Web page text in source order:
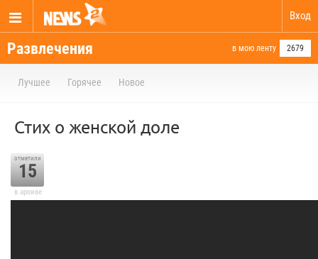
Вход
Развлечения в мою ленту 2679
Лучшее Горячее Новое
Стих о женской доле
отметили
15
в архиве